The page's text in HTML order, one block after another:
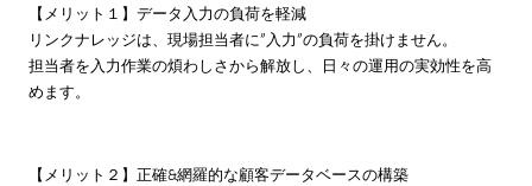
【メリット１】データ入力の負荷を軽減
リンクナレッジは、現場担当者に”入力”の負荷を掛けません。
担当者を入力作業の煩わしさから解放し、日々の運用の実効性を高
めます。
【メリット２】正確&網羅的な顧客データベースの構築